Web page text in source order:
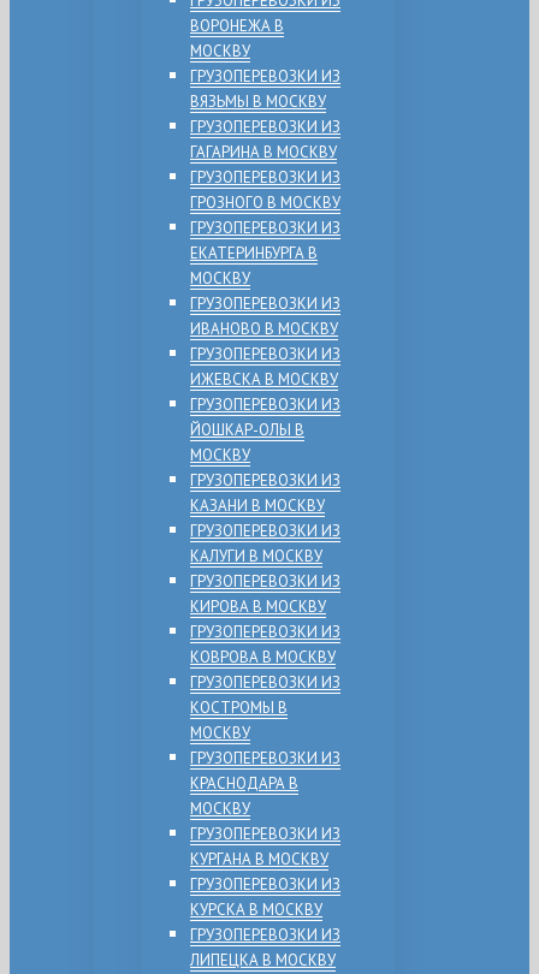
ВОРОНЕЖА В
МОСКВУ
ГРУЗОПЕРЕВОЗКИ ИЗ
ВЯЗЬМЫ В МОСКВУ
ГРУЗОПЕРЕВОЗКИ ИЗ
ГАГАРИНА В МОСКВУ
ГРУЗОПЕРЕВОЗКИ ИЗ
ГРОЗНОГО В МОСКВУ
ГРУЗОПЕРЕВОЗКИ ИЗ
ЕКАТЕРИНБУРГА В
МОСКВУ
ГРУЗОПЕРЕВОЗКИ ИЗ
ИВАНОВО В МОСКВУ
ГРУЗОПЕРЕВОЗКИ ИЗ
ИЖЕВСКА В МОСКВУ
ГРУЗОПЕРЕВОЗКИ ИЗ
ЙОШКАР-ОЛЫ В
МОСКВУ
ГРУЗОПЕРЕВОЗКИ ИЗ
КАЗАНИ В МОСКВУ
ГРУЗОПЕРЕВОЗКИ ИЗ
КАЛУГИ В МОСКВУ
ГРУЗОПЕРЕВОЗКИ ИЗ
КИРОВА В МОСКВУ
ГРУЗОПЕРЕВОЗКИ ИЗ
КОВРОВА В МОСКВУ
ГРУЗОПЕРЕВОЗКИ ИЗ
КОСТРОМЫ В
МОСКВУ
ГРУЗОПЕРЕВОЗКИ ИЗ
КРАСНОДАРА В
МОСКВУ
ГРУЗОПЕРЕВОЗКИ ИЗ
КУРГАНА В МОСКВУ
ГРУЗОПЕРЕВОЗКИ ИЗ
КУРСКА В МОСКВУ
ГРУЗОПЕРЕВОЗКИ ИЗ
ЛИПЕЦКА В МОСКВУ